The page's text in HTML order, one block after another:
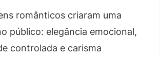
românticos criaram uma
público: elegância emocional,
controlada e carisma